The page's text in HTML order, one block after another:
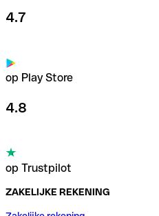
4.7
op Play Store
4.8
op Trustpilot
ZAKELIJKE REKENING